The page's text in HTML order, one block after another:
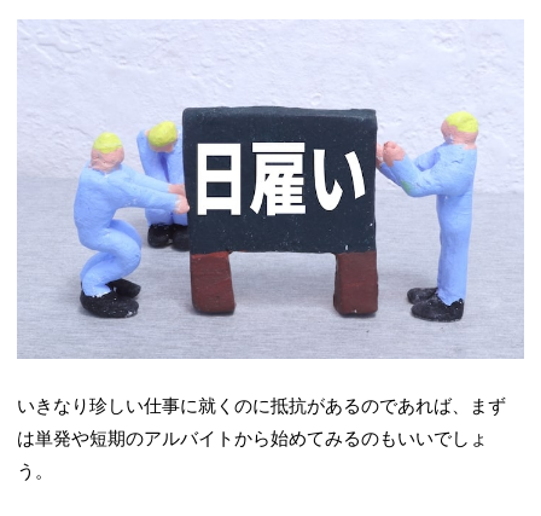
いきなり珍しい仕事に就くのに抵抗があるのであれば、まず
は単発や短期のアルバイトから始めてみるのもいいでしょ
う。